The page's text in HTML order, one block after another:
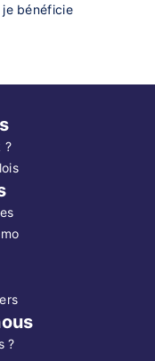
bénéficie
?
?